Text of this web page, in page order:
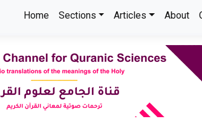
Home Sections Articles About